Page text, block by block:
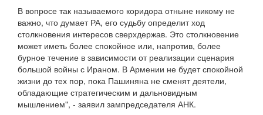
В вопросе так называемого коридора отныне никому не
важно, что думает РА, его судьбу определит ход
столкновения интересов сверхдержав. Это столкновение
может иметь более спокойное или, напротив, более
бурное течение в зависимости от реализации сценария
большой войны с Ираном. В Армении не будет спокойной
жизни до тех пор, пока Пашиняна не сменят деятели,
обладающие стратегическим и дальновидным
мышлением", - заявил зампредседателя АНК.